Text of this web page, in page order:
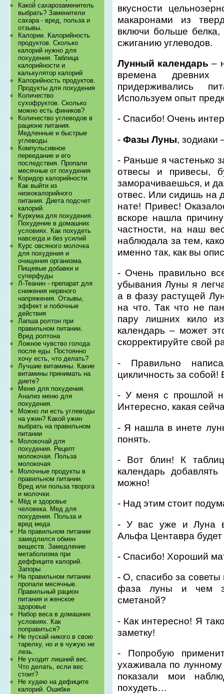
Какой сахарозаменитель
выбрать? Заменители
сахара - вред, польза и
отзывы.
Калории. Калорийность
продуктов. Сколько
калорий нужно для
похудения. Таблица
калорийности и
калькулятор калорий
Калорийность продуктов.
Продукты для похудения
Количество
сухофруктов. Сколько
можно есть фиников?
Количество углеводов в
рационе питания.
Медленные и быстрые
углеводы.
Компульсивное
переедание и его
последствия. Пропали
месячные от похудения
Коридор калорийности.
Как выйти из
низкокалорийного
питания. Диета подсчет
калорий.
Куркума для похудения.
Похудение в домашних
условиях. Как похудеть
навсегда и без усилий
Курс овсяного молочка
для похудения и
очищения организма.
Пищевые добавки и
суперфуды
Л-Теанин - препарат для
снижения нервного
напряжения. Отзывы,
эффект и побочные
действия
Лапша ролтон при
правильном питании.
Вред ролтона
Ложное чувство голода
после еды. Постоянно
хочу есть, что делать?
Лучшие витамины. Какие
витамины принимать на
диете?
Меню для похудения.
Анализ меню для
похудения.
Можно ли есть углеводы
на ужин? Какой ужин
выбрать на правильном
питании
Молокочай для
похудения. Рецепт
молокочая. Польза
молокочая
Молочные продукты в
правильном питании.
Вред или польза творога
и молочки.
Мёд и здоровье
человека. Мед для
похудения. Польза и
вред меда
На правильном питании
замедлился обмен
веществ. Замедление
метаболизма при
деффиците калорий.
Запоры
На правильном питании
пропали месячные.
Правильный рацион
питания и женское
здоровье
Набор веса в домашних
условиях. Как
поправиться?
Не пускай никого в свою
тарелку, но и в чужую не
лезь.
Не уходит лишний вес.
Что делать, если вес
стоит?
Не худею на дефиците
калорий. Ошибки
вкусности
макаронами из
включи больше
сжиганию углеводов.
Лунный календарь –
времена
придерживались
Используем опыт
- Спасибо! Очень
-Фазы Луны, зодиаки
- Раньше я частенько
отвесы и привесы,
заморачиваешься, и
отвес. Или сидишь на
нате! Привес!
вскоре нашла
частности, на наш
наблюдала за тем,
именно так, как вы
- Очень правильно
убывания Луны я
а в фазу растущей
на что. Так что не
пару лишних кило
календарь – может
скорректируйте свой
- Правильно
цикличность за
- У меня с прошлой
Интересно, какая
- Я нашла в инете
понять.
- Вот блин! К
календарь
можно!
- Над этим стоит
- У вас уже и Луна
Альфа Центавра будет
- Спасибо! Хороший
- О, спасибо за
фаза луны и чем
сметаной?
- Как интересно! Я
заметку!
- Попробую
ухаживала по лунному
показали мои
похудеть…